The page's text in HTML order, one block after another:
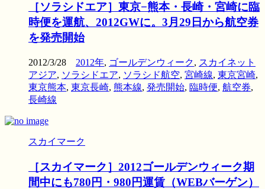
［ソラシドエア］東京−熊本・長崎・宮崎に臨
時便を運航、2012GWに。3月29日から航空券
を発売開始
2012/3/28 2012年, ゴールデンウィーク, スカイネット
アジア, ソラシドエア, ソラシド航空, 宮崎線, 東京宮崎,
東京熊本, 東京長崎, 熊本線, 発売開始, 臨時便, 航空券,
長崎線
スカイマーク
［スカイマーク］2012ゴールデンウィーク期
間中にも780円・980円運賃（WEBバーゲン）